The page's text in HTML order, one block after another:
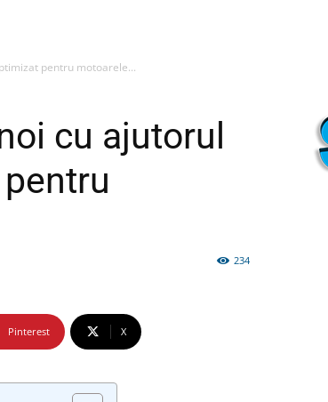
comunicate
pentru motoarele...
cu ajutorul
234
Pinterest X